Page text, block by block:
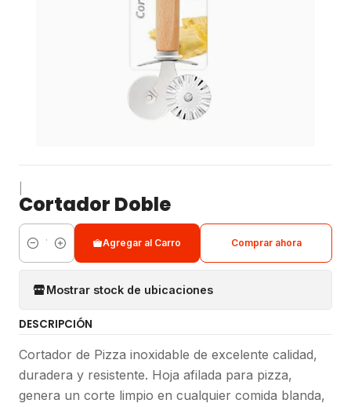
Cortador Doble
Cantidad
Agregar al Carro Comprar ahora
Mostrar stock de ubicaciones
DESCRIPCIÓN
Cortador de Pizza inoxidable de excelente calidad,
duradera y resistente. Hoja afilada para pizza,
genera un corte limpio en cualquier comida blanda,